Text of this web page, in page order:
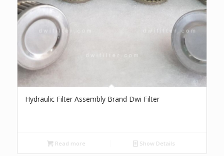
Hydraulic Filter Assembly Brand Dwi Filter
Read more Show Details